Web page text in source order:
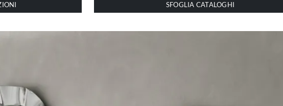
SFOGLIA CATALOGHI